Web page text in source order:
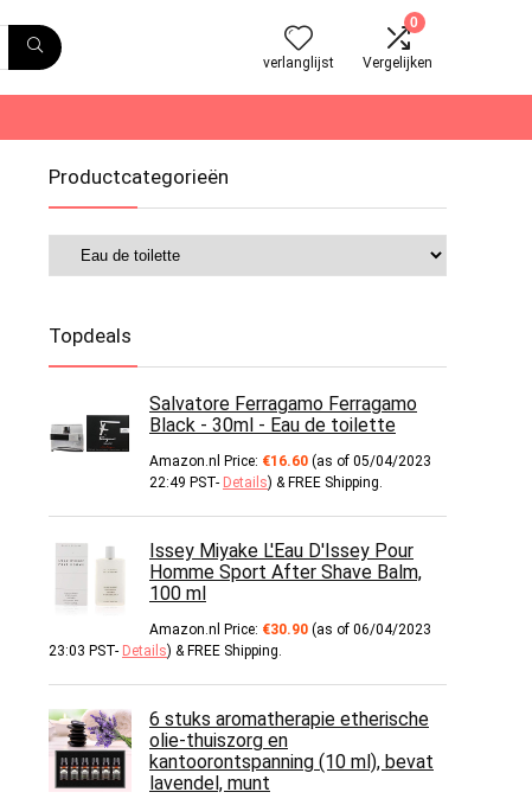
verlanglijst
0
Vergelijken
Productcategorieën
Topdeals
Salvatore Ferragamo Ferragamo
Black - 30ml - Eau de toilette
Amazon.nl Price: €16.60 (as of 05/04/2023
22:49 PST- Details) & FREE Shipping.
Issey Miyake L'Eau D'Issey Pour
Homme Sport After Shave Balm,
100 ml
Amazon.nl Price: €30.90 (as of 06/04/2023
23:03 PST- Details) & FREE Shipping.
6 stuks aromatherapie etherische
olie-thuiszorg en
kantoorontspanning (10 ml), bevat
lavendel, munt